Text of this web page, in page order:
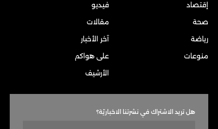
إقتصاد
صحة
رياضة
منوعات
فيديو
مقالات
آخر الأخبار
على هواكم
الأرشيف
هل تريد الاشتراك في نشرتنا الاخباريّة؟